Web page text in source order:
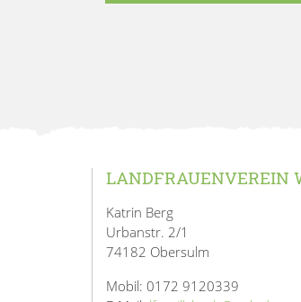
LANDFRAUENVEREIN
Katrin Berg
Urbanstr. 2/1
74182 Obersulm
Mobil: 0172 9120339